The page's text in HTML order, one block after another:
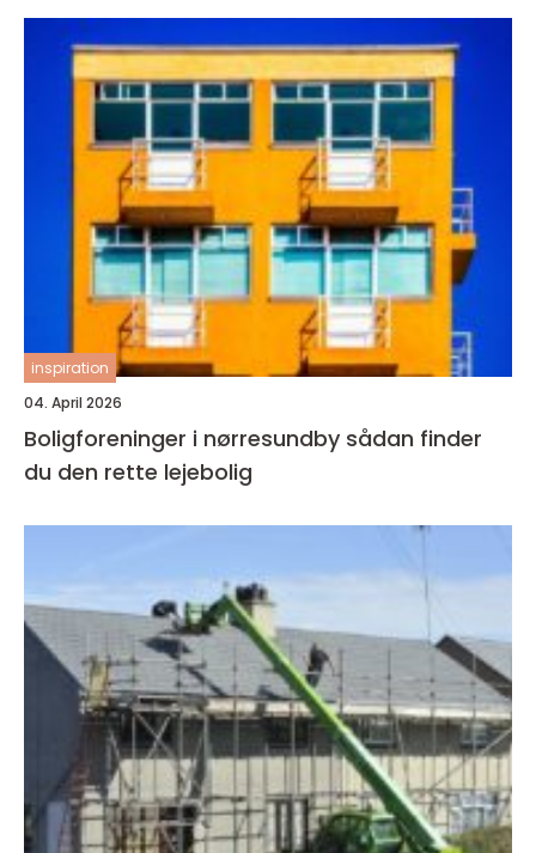
inspiration
04. April 2026
Boligforeninger i nørresundby sådan finder
du den rette lejebolig